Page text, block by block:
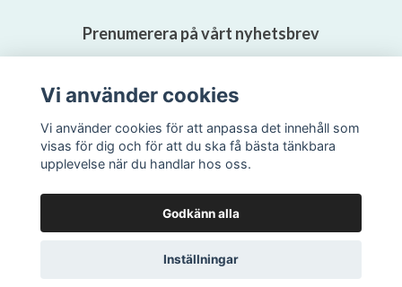
Prenumerera på vårt nyhetsbrev
Vi använder cookies
Vi använder cookies för att anpassa det innehåll som
visas för dig och för att du ska få bästa tänkbara
upplevelse när du handlar hos oss.
Godkänn alla
Inställningar